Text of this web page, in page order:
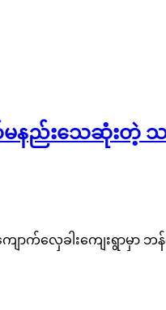
မနည်းသေဆုံးတဲ့ သ
ျောက်လှေခါးကျေးရွာ